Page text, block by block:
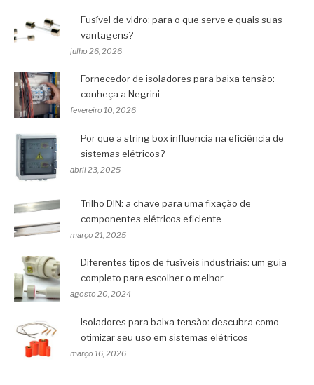
Fusível de vidro: para o que serve e quais suas
vantagens?
julho 26, 2026
Fornecedor de isoladores para baixa tensão:
conheça a Negrini
fevereiro 10, 2026
Por que a string box influencia na eficiência de
sistemas elétricos?
abril 23, 2025
Trilho DIN: a chave para uma fixação de
componentes elétricos eficiente
março 21, 2025
Diferentes tipos de fusíveis industriais: um guia
completo para escolher o melhor
agosto 20, 2024
Isoladores para baixa tensão: descubra como
otimizar seu uso em sistemas elétricos
março 16, 2026